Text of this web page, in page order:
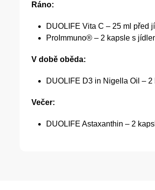
Ráno:
DUOLIFE Vita C – 25 ml před
ProImmuno® – 2 kapsle s
V době oběda:
DUOLIFE D3 in Nigella Oil – 2
Večer:
DUOLIFE Astaxanthin – 2